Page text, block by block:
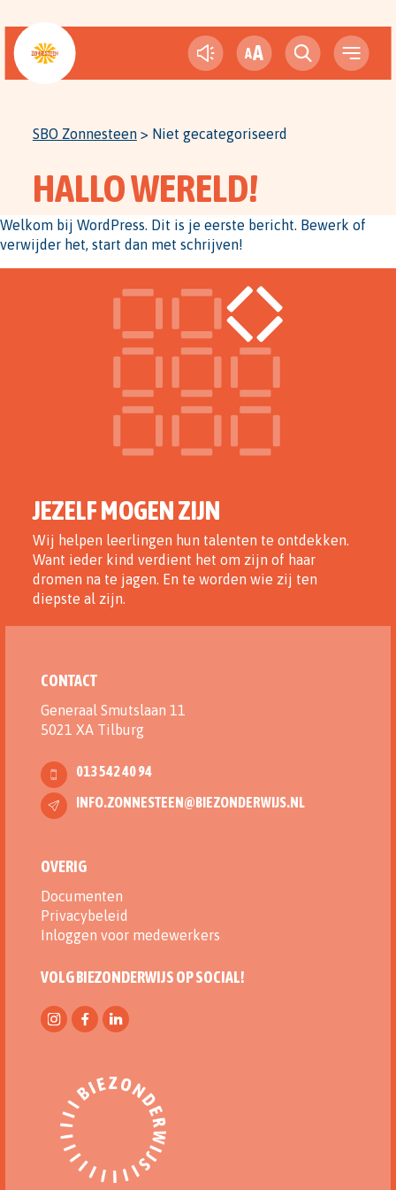
AA
SBO Zonnesteen> Niet gecategoriseerd
HALLO WERELD!
Welkom bij WordPress. Dit is je eerste bericht. Bewerk of
verwijder het, start dan met schrijven!
JEZELF MOGEN ZIJN
Wij helpen leerlingen hun talenten te ontdekken.
Want ieder kind verdient het om zijn of haar
dromen na te jagen. En te worden wie zij ten
diepste al zijn.
CONTACT
Generaal Smutslaan 11
5021 XA Tilburg
013 542 40 94
INFO.ZONNESTEEN@BIEZONDERWIJS.NL
OVERIG
Documenten
Privacybeleid
Inloggen voor medewerkers
VOLG BIEZONDERWIJS OP SOCIAL!